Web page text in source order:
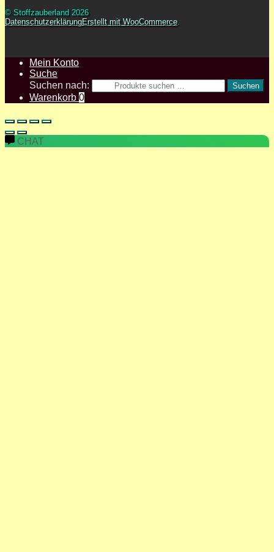
© Stoffzauberland 2026
DatenschutzerklärungErstellt mit WooCommerce
Mein Konto
Suche
Suchen nach:
Suchen
Warenkorb 0
CHAT